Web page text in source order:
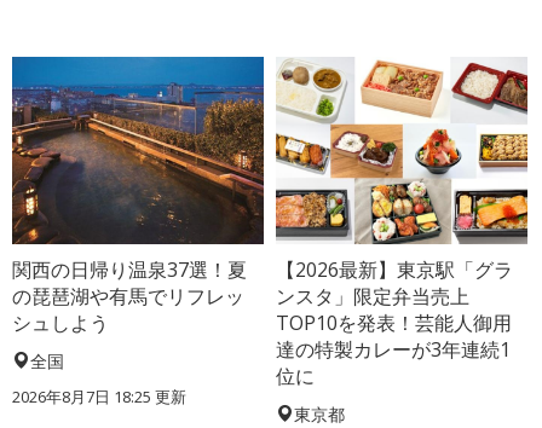
関西の日帰り温泉37選！夏
の琵琶湖や有馬でリフレッ
シュしよう
全国
2026年8月7日 18:25 更新
【2026最新】東京駅「グラ
ンスタ」限定弁当売上
TOP10を発表！芸能人御用
達の特製カレーが3年連続1
位に
東京都